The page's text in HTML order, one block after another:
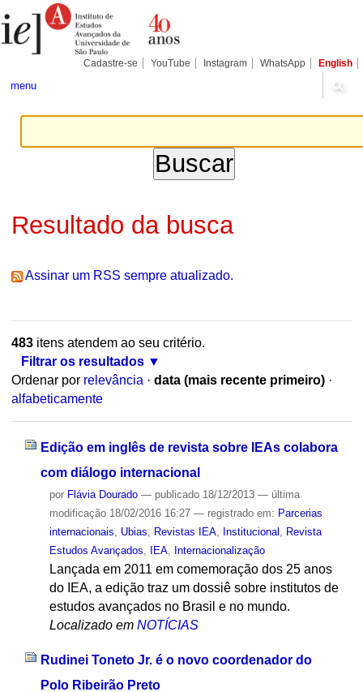
para
conteúdo.
Pessoais
Cadastre-se YouTube Instagram WhatsApp English
menu
Resultado da busca
Assinar um RSS sempre atualizado.
483itens atendem ao seu critério.
Filtrar os resultados
Ordenar por relevância · data (mais recente primeiro) ·
alfabeticamente
Edição em inglês de revista sobre IEAs colabora
com diálogo internacional
por Flávia Dourado — publicado18/12/2013 — última
modificação18/02/2016 16:27 — registrado em: Parcerias
internacionais
Ubias Revistas IEA, Institucional
Revista
Estudos Avançados
IEA, Internacionalização
Lançada em 2011 em comemoração dos 25 anos
do IEA, a edição traz um dossiê sobre institutos de
estudos avançados no Brasil e no mundo.
Localizado em NOTÍCIAS
Rudinei Toneto Jr. é o novo coordenador do
Polo Ribeirão Preto